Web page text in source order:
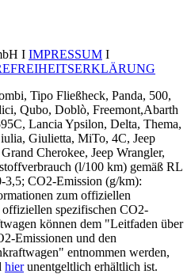
I IMPRESSUM I
Tipo Fließheck, Panda, 500,
Qubo, Doblò, Freemont,Abarth
Lancia Ypsilon, Delta, Thema,
Giulietta, MiTo, 4C, Jeep
Cherokee, Jeep Wrangler,
(l/100 km) gemäß RL
CO2-Emission (g/km):
zum offiziellen
spezifischen CO2-
können dem "Leitfaden über
Emissionen und den
entnommen werden,
hierunentgeltlich erhältlich ist.